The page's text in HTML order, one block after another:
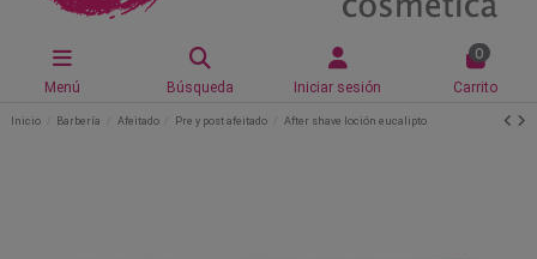
Menú Búsqueda Iniciar sesión
0
Carrito
Inicio Barbería Afeitado Pre y post afeitado After shave loción eucalipto